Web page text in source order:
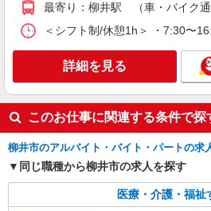
最寄り：柳井駅 （車・バイク通
＜シフト制/休憩1h＞ ・7:30〜
詳細を見る
このお仕事に関連する条件で探
柳井市のアルバイト・バイト・パートの求
同じ職種から柳井市の求人を探す
医療・介護・福祉